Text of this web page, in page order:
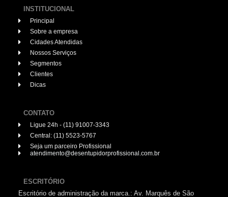
INSTITUCIONAL
Principal
Sobre a empresa
Cidades Atendidas
Nossos Serviços
Segmentos
Clientes
Dicas
CONTATO
Ligue 24h - (11) 91007-3343
Central: (11) 5523-5767
Seja um parceiro Profissional
atendimento@desentupidorprofissional.com.br
ESCRITÓRIO
Escritório de administração da marca.: Av. Marquês de São